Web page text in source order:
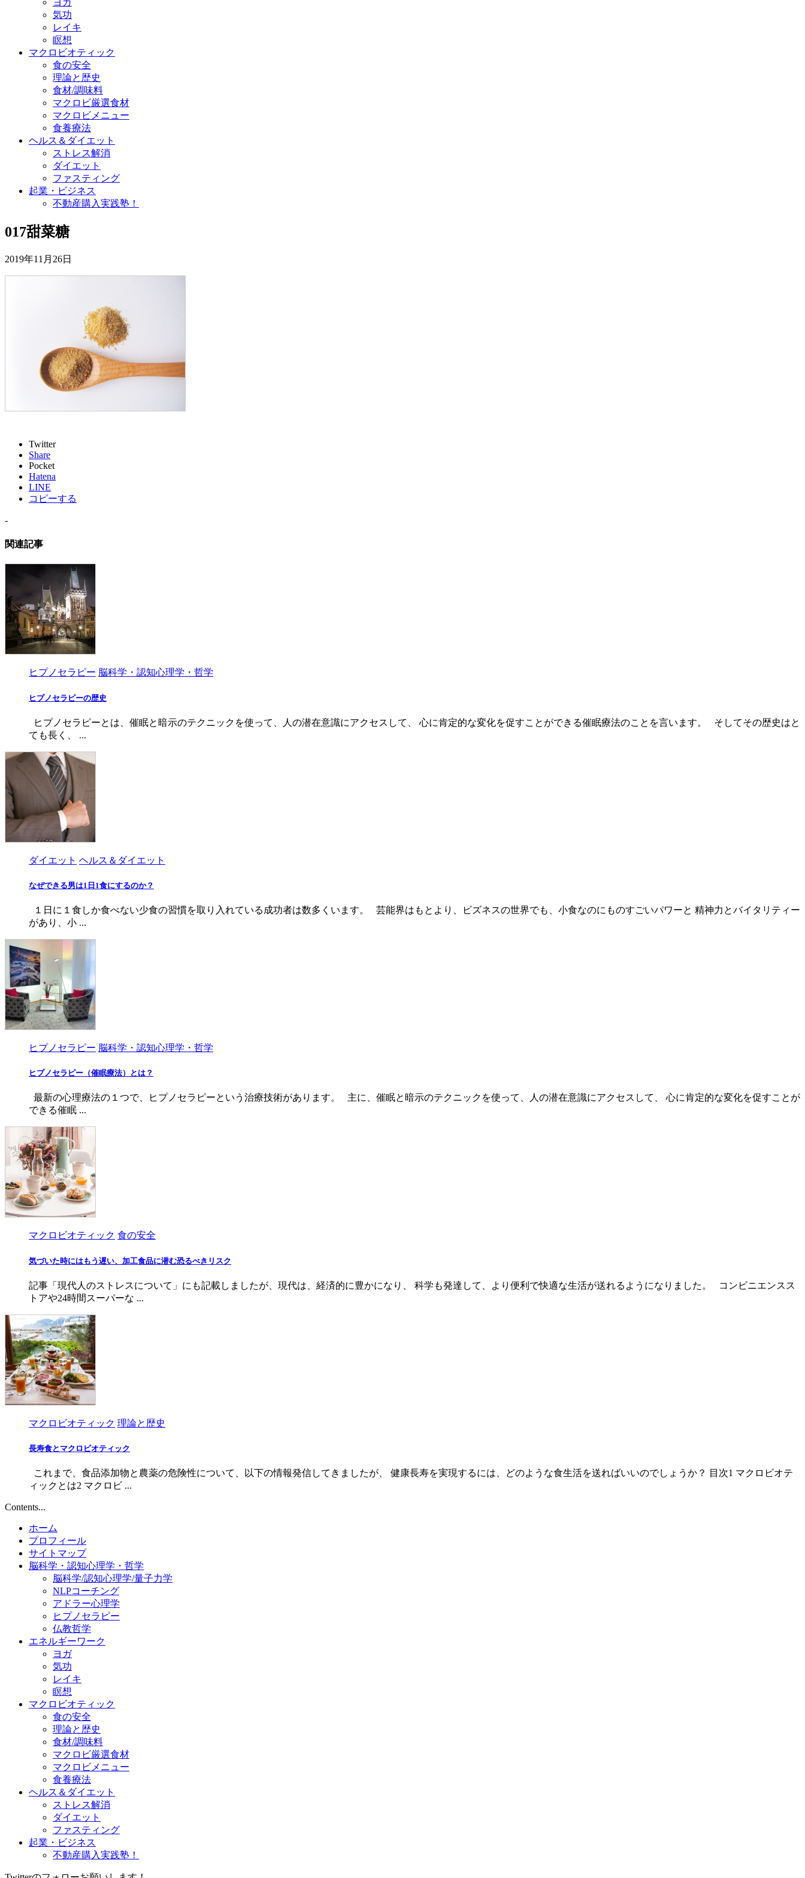
ヨガ
気功
レイキ
瞑想
マクロビオティック
食の安全
理論と歴史
食材/調味料
マクロビ厳選食材
マクロビメニュー
食養療法
ヘルス＆ダイエット
ストレス解消
ダイエット
ファスティング
起業・ビジネス
不動産購入実践塾！
017甜菜糖
2019年11月26日
Twitter
Share
Pocket
Hatena
LINE
コピーする
-
関連記事
ヒプノセラピー 脳科学・認知心理学・哲学
ヒプノセラピーの歴史
ヒプノセラピーとは、催眠と暗示のテクニックを使って、人の潜在意識にアクセスして、 心に肯定的な変化を促すことができる催眠療法のことを言います。 そしてその歴史はと
ても長く、 ...
ダイエット ヘルス＆ダイエット
なぜできる男は1日1食にするのか？
１日に１食しか食べない少食の習慣を取り入れている成功者は数多くいます。 芸能界はもとより、ビズネスの世界でも、小食なのにものすごいパワーと 精神力とバイタリティー
があり、小 ...
ヒプノセラピー 脳科学・認知心理学・哲学
ヒプノセラピー（催眠療法）とは？
最新の心理療法の１つで、ヒプノセラピーという治療技術があります。 主に、催眠と暗示のテクニックを使って、人の潜在意識にアクセスして、 心に肯定的な変化を促すことが
できる催眠 ...
マクロビオティック 食の安全
気づいた時にはもう遅い、加工食品に潜む恐るべきリスク
記事「現代人のストレスについて」にも記載しましたが、現代は、経済的に豊かになり、 科学も発達して、より便利で快適な生活が送れるようになりました。 コンビニエンスス
トアや24時間スーパーな ...
マクロビオティック 理論と歴史
長寿食とマクロビオティック
これまで、食品添加物と農薬の危険性について、以下の情報発信してきましたが、 健康長寿を実現するには、どのような食生活を送ればいいのでしょうか？ 目次1 マクロビオテ
ィックとは2 マクロビ ...
Contents...
ホーム
プロフィール
サイトマップ
脳科学・認知心理学・哲学
脳科学/認知心理学/量子力学
NLPコーチング
アドラー心理学
ヒプノセラピー
仏教哲学
エネルギーワーク
ヨガ
気功
レイキ
瞑想
マクロビオティック
食の安全
理論と歴史
食材/調味料
マクロビ厳選食材
マクロビメニュー
食養療法
ヘルス＆ダイエット
ストレス解消
ダイエット
ファスティング
起業・ビジネス
不動産購入実践塾！